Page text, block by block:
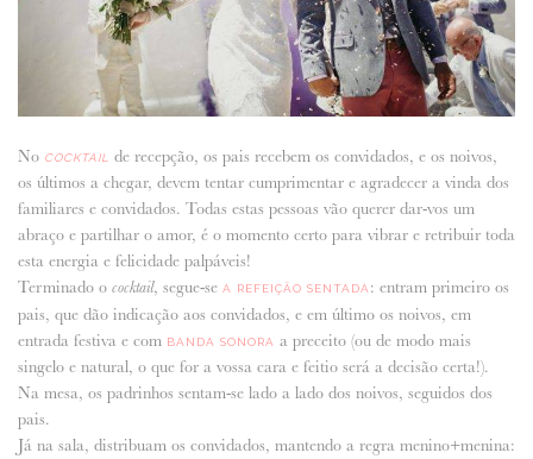
No COCKTAIL
de recepção, os pais recebem os convidados, e os noivos,
os últimos a chegar, devem tentar cumprimentar e agradecer a vinda dos
familiares e convidados. Todas estas pessoas vão querer dar-vos um
abraço e partilhar o amor, é o momento certo para vibrar e retribuir toda
esta energia e felicidade palpáveis!
Terminado o cocktail, segue-se A REFEIÇÃO SENTADA : entram primeiro os
pais, que dão indicação aos convidados, e em último os noivos, em
entrada festiva e com BANDA SONORA a preceito (ou de modo mais
singelo e natural, o que for a vossa cara e feitio será a decisão certa!).
Na mesa, os padrinhos sentam-se lado a lado dos noivos, seguidos dos
pais.
Já na sala, distribuam os convidados, mantendo a regra menino+menina: